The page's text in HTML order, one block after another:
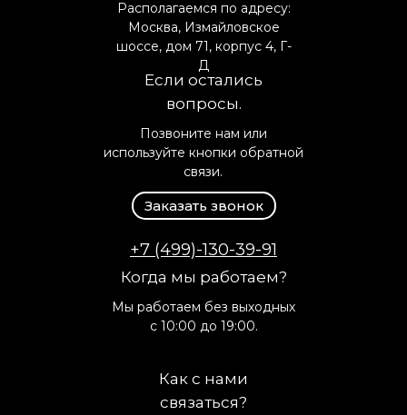
Когда мы работаем?
Если остались
вопросы.
Как с нами
связаться?
Располагаемся по адресу:
Москва, Измайловское
шоссе, дом 71, корпус 4, Г-
Д
Мы работаем без выходных
с 10:00 до 19:00.
Позвоните нам или
используйте кнопки обратной
связи.
+7 (499)-130-39-91
Заказать звонок